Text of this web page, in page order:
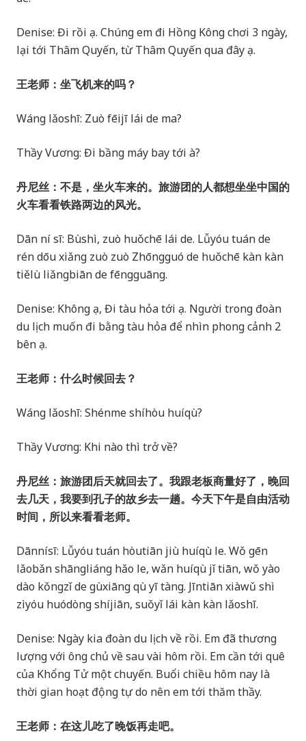
Denise: Đi rồi ạ. Chúng em đi Hồng Kông chơi 3 ngày,
lại tới Thâm Quyến, từ Thâm Quyến qua đây ạ.
王老师：坐飞机来的吗？
Wáng lǎoshī: Zuò fēijī lái de ma?
Thầy Vương: Đi bầng máy bay tới à?
丹尼丝：不是，坐火车来的。旅游团的人都想坐坐中国的
火车看看铁路两边的风光。
Dān ní sī: Bùshì, zuò huǒchē lái de. Lǚyóu tuán de
rén dōu xiǎng zuò zuò Zhōngguó de huǒchē kàn kàn
tiělù liǎngbiān de fēngguāng.
Denise: Không ạ, Đi tàu hỏa tới ạ. Người trong đoàn
du lịch muốn đi bằng tàu hỏa để nhìn phong cảnh 2
bên ạ.
王老师：什么时候回去？
Wáng lǎoshī: Shénme shíhòu huíqù?
Thầy Vương: Khi nào thì trở về?
丹尼丝：旅游团后天就回去了。我跟老板商量好了，晚回
去几天，我要到孔子的故乡去一趟。今天下午是自由活动
时间，所以来看看老师。
Dānnísī: Lǚyóu tuán hòutiān jiù huíqù le. Wǒ gēn
lǎobǎn shāngliáng hǎo le, wǎn huíqù jǐ tiān, wǒ yào
dào kǒngzǐ de gùxiāng qù yī tàng. Jīntiān xiàwǔ shì
zìyóu huódòng shíjiān, suǒyǐ lái kàn kàn lǎoshī.
Denise: Ngày kia đoàn du lịch về rồi. Em đã thương
lượng với ông chủ về sau vài hôm rồi. Em cần tới quê
của Khổng Tử một chuyến. Buổi chiều hôm nay là
thời gian hoạt động tự do nên em tới thăm thầy.
王老师：在这儿吃了晚饭再走吧。